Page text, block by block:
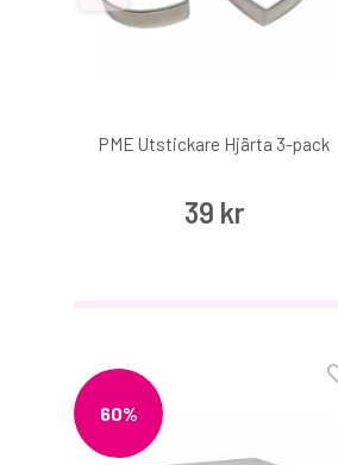
PME Utstickare Hjärta 3-pack
39 kr
60%